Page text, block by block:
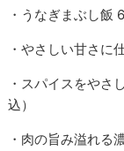
・うなぎまぶし飯
・やさしい甘さに
・スパイスをやさ
込）
・肉の旨み溢れる